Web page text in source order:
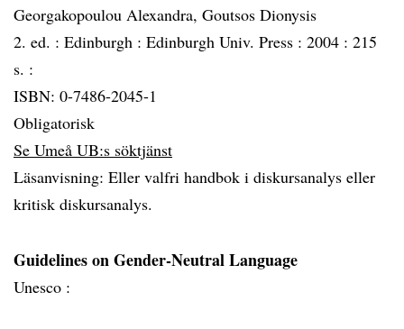
Georgakopoulou Alexandra, Goutsos Dionysis
2. ed. : Edinburgh : Edinburgh Univ. Press : 2004 : 215
s. :
ISBN: 0-7486-2045-1
Obligatorisk
Se Umeå UB:s söktjänst
Läsanvisning: Eller valfri handbok i diskursanalys eller
kritisk diskursanalys.
Guidelines on Gender-Neutral Language
Unesco :